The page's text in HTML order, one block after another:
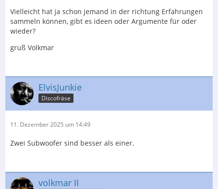
Vielleicht hat ja schon jemand in der richtung Erfahrungen
sammeln können, gibt es ideen oder Argumente für oder
wieder?
gruß Volkmar
ElvisJunkie
Discofräse
11. Dezember 2025 um 14:49
Zwei Subwoofer sind besser als einer.
volkmar II